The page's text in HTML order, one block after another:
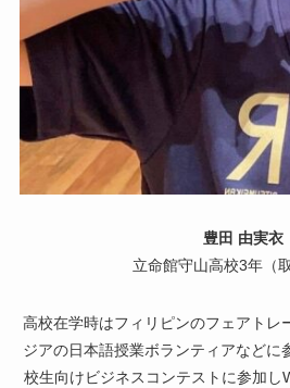
豊田 由実衣
立命館守山高校3年（
高校在学時はフィリピンのフェアトレ
ジアの日本語授業ボランティアなどに
校生向けビジネスコンテストに参加し